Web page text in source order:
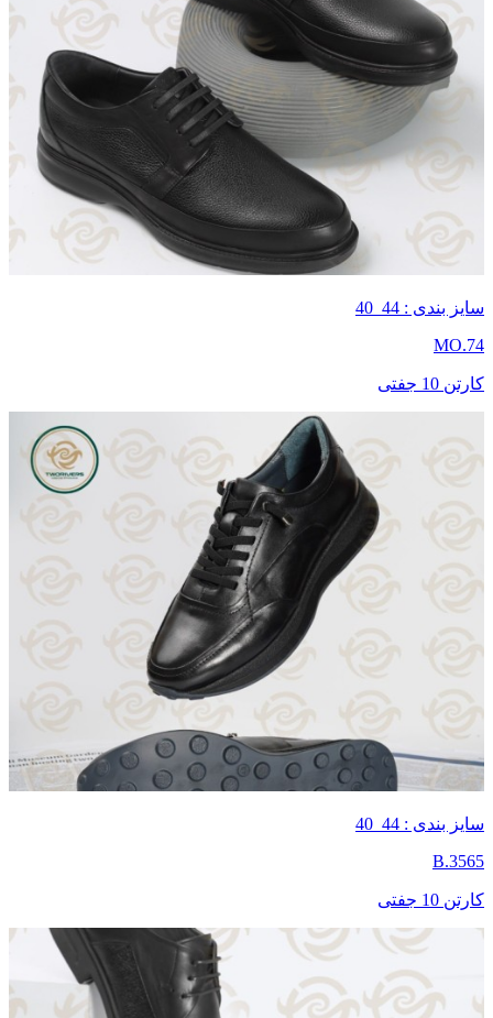
سایز بندی : 44_40
MO.74
کارتن 10 جفتی
سایز بندی : 44_40
B.3565
کارتن 10 جفتی